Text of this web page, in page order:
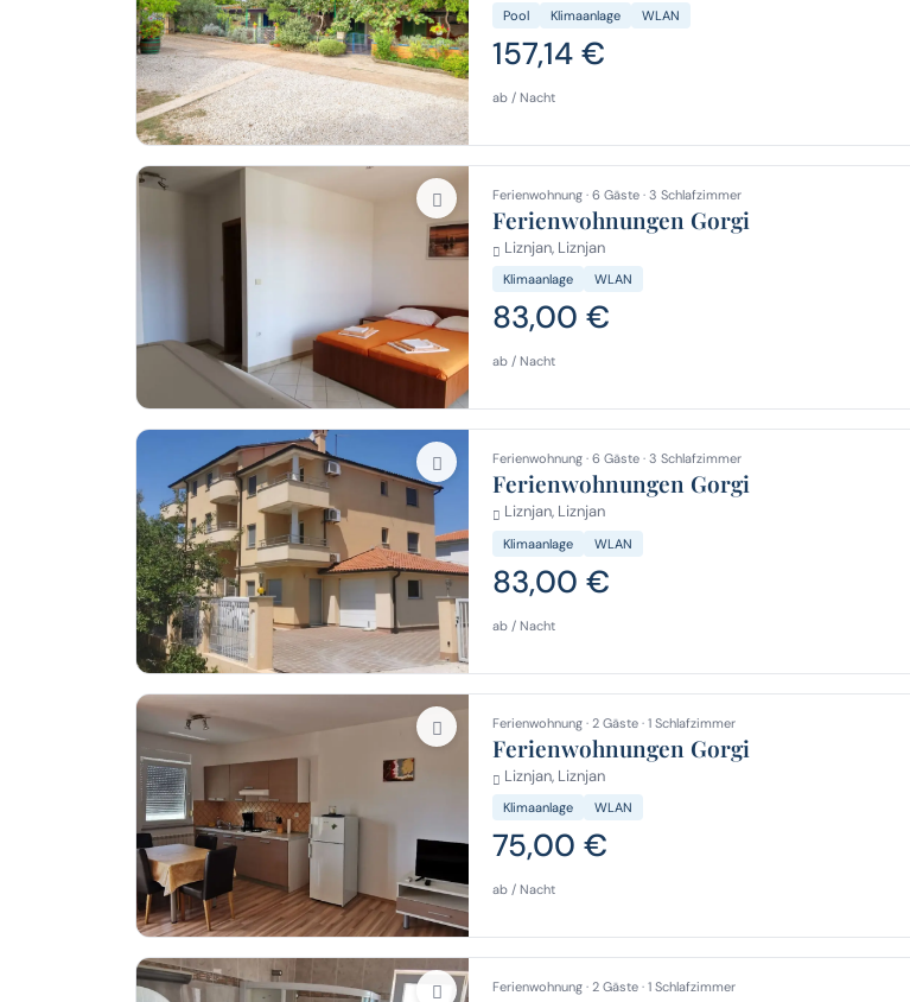
Pool Klimaanlage WLAN
157,14 €
ab / Nacht
Ferienwohnung · 6 Gäste · 3 Schlafzimmer
Ferienwohnungen Gorgi
Liznjan, Liznjan
Klimaanlage WLAN
83,00 €
ab / Nacht
Ferienwohnung · 6 Gäste · 3 Schlafzimmer
Ferienwohnungen Gorgi
Liznjan, Liznjan
Klimaanlage WLAN
83,00 €
ab / Nacht
Ferienwohnung · 2 Gäste · 1 Schlafzimmer
Ferienwohnungen Gorgi
Liznjan, Liznjan
Klimaanlage WLAN
75,00 €
ab / Nacht
Ferienwohnung · 2 Gäste · 1 Schlafzimmer